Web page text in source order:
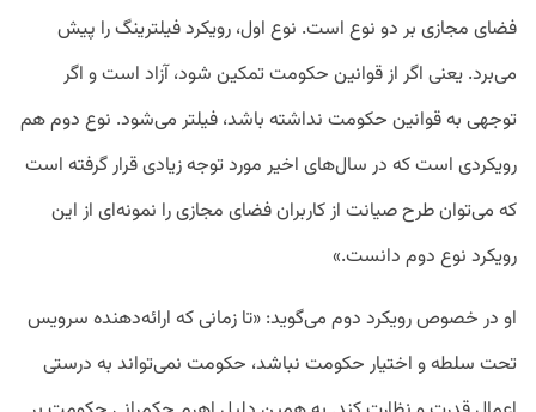
فضای مجازی بر دو نوع است. نوع اول، رویکرد فیلترینگ را پیش
می‌برد. یعنی اگر از قوانین حکومت تمکین شود، آزاد است و اگر
توجهی به قوانین حکومت نداشته باشد، فیلتر می‌شود. نوع دوم هم
رویکردی است که در سال‌های اخیر مورد توجه زیادی قرار گرفته است
که می‌توان طرح صیانت از کاربران فضای مجازی را نمونه‌ای از این
رویکرد نوع دوم دانست.»
او در خصوص رویکرد دوم می‌گوید: «تا زمانی که ارائه‌دهنده سرویس
تحت سلطه و اختیار حکومت نباشد، حکومت نمی‌تواند به درستی